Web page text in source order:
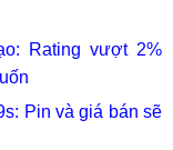
Rating vượt 2%
Pin và giá bán sẽ